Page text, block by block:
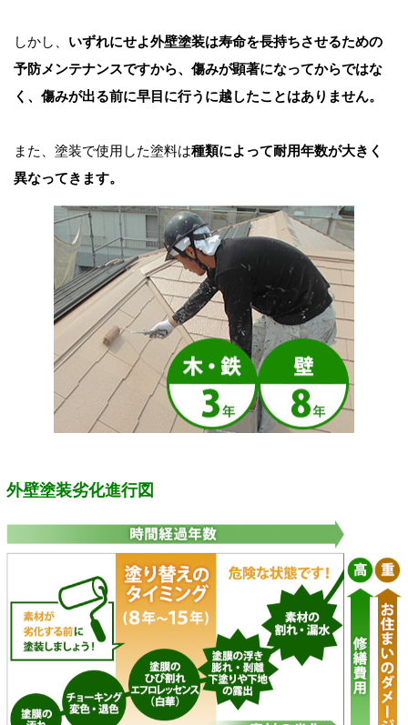
しかし、 いずれにせよ外壁塗装は寿命を長持ちさせるための
予防メンテナンスですから、傷みが顕著になってからではな
く、傷みが出る前に早目に行うに越したことはありません。
また、塗装で使用した塗料は種類によって耐用年数が大きく
異なってきます。
外壁塗装劣化進行図